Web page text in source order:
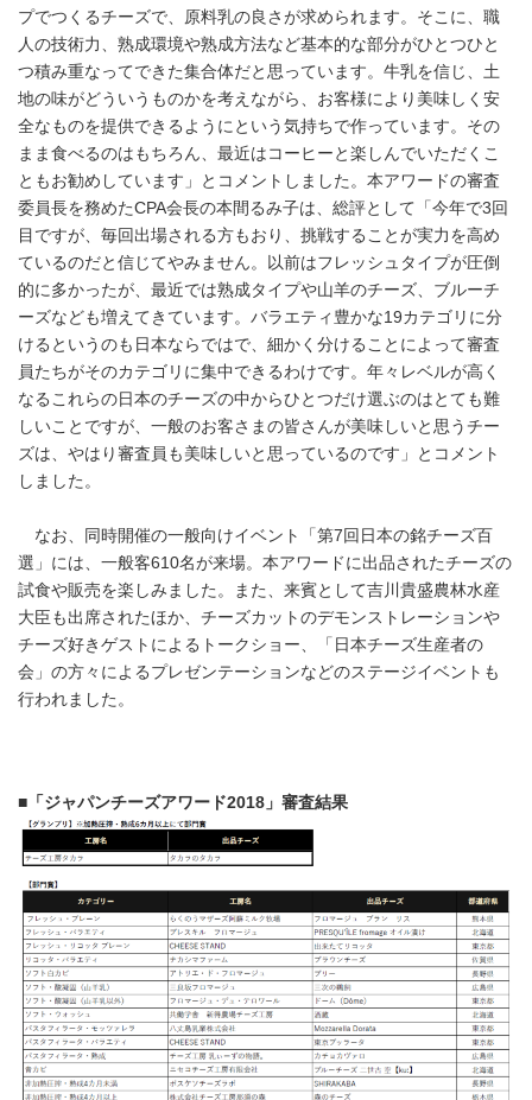
プでつくるチーズで、原料乳の良さが求められます。そこに、職
人の技術力、熟成環境や熟成方法など基本的な部分がひとつひと
つ積み重なってできた集合体だと思っています。牛乳を信じ、土
地の味がどういうものかを考えながら、お客様により美味しく安
全なものを提供できるようにという気持ちで作っています。その
まま食べるのはもちろん、最近はコーヒーと楽しんでいただくこ
ともお勧めしています」とコメントしました。本アワードの審査
委員長を務めたCPA会長の本間るみ子は、総評として「今年で3回
目ですが、毎回出場される方もおり、挑戦することが実力を高め
ているのだと信じてやみません。以前はフレッシュタイプが圧倒
的に多かったが、最近では熟成タイプや山羊のチーズ、ブルーチ
ーズなども増えてきています。バラエティ豊かな19カテゴリに分
けるというのも日本ならではで、細かく分けることによって審査
員たちがそのカテゴリに集中できるわけです。年々レベルが高く
なるこれらの日本のチーズの中からひとつだけ選ぶのはとても難
しいことですが、一般のお客さまの皆さんが美味しいと思うチー
ズは、やはり審査員も美味しいと思っているのです」とコメント
しました。
なお、同時開催の一般向けイベント「第7回日本の銘チーズ百
選」には、一般客610名が来場。本アワードに出品されたチーズの
試食や販売を楽しみました。また、来賓として吉川貴盛農林水産
大臣も出席されたほか、チーズカットのデモンストレーションや
チーズ好きゲストによるトークショー、「日本チーズ生産者の
会」の方々によるプレゼンテーションなどのステージイベントも
行われました。
■「ジャパンチーズアワード2018」審査結果